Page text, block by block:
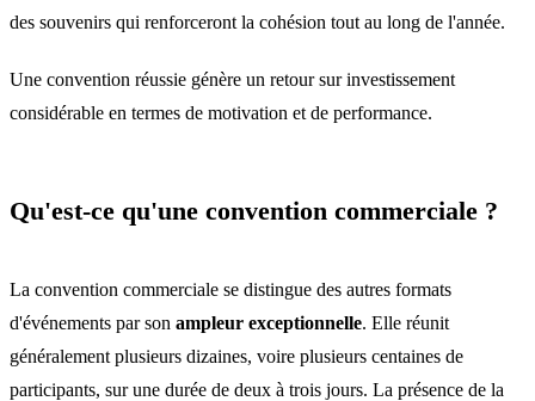
des souvenirs qui renforceront la cohésion tout au long de l'année.
Une convention réussie génère un retour sur investissement
considérable en termes de motivation et de performance.
Qu'est-ce qu'une convention commerciale ?
La convention commerciale se distingue des autres formats
d'événements par son ampleur exceptionnelle. Elle réunit
généralement plusieurs dizaines, voire plusieurs centaines de
participants, sur une durée de deux à trois jours. La présence de la